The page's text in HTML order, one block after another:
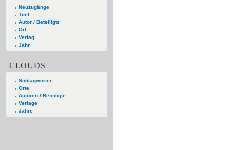
Neuzugänge
Titel
Autor / Beteiligte
Ort
Verlag
Jahr
CLOUDS
Schlagwörter
Orte
Autoren / Beteiligte
Verlage
Jahre